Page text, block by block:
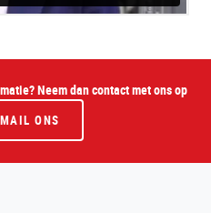
Neem dan contact met ons op
ONS